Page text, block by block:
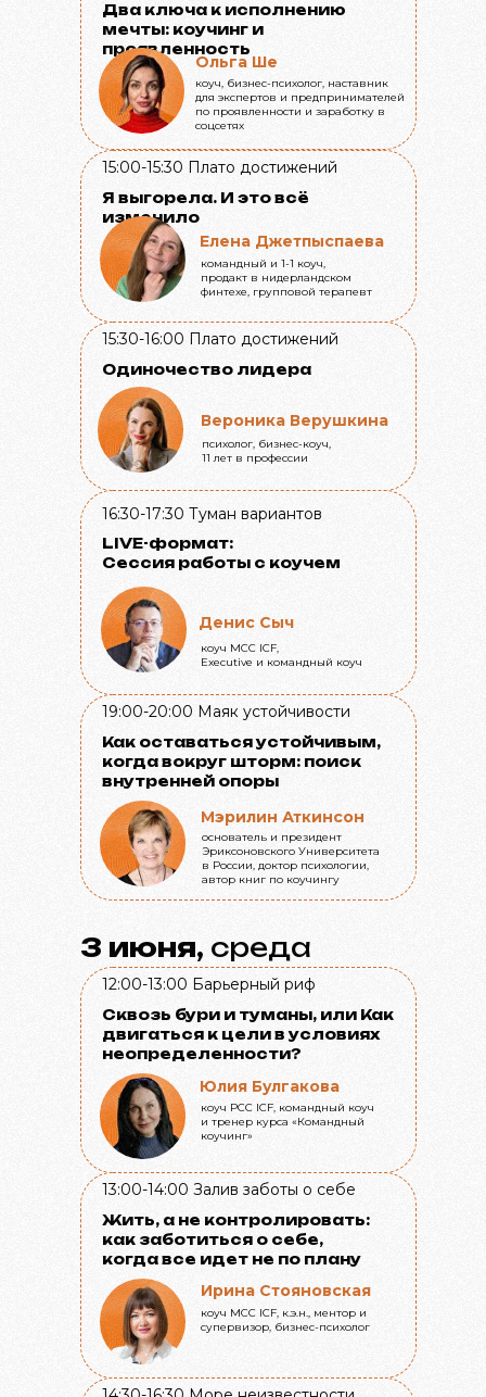
3 июня, среда
Два ключа к исполнению
мечты: коучинг и
проявленность
Ольга Ше
коуч, бизнес-психолог, наставник
для экспертов и предпринимателей
по проявленности и заработку в
соцсетях
15:00-15:30 Плато достижений
Я выгорела. И это всё
изменило
Елена Джетпыспаева
командный и 1-1 коуч,
продакт в нидерландском
финтехе, групповой терапевт
15:30-16:00 Плато достижений
Одиночество лидера
Вероника Верушкина
психолог, бизнес-коуч,
11 лет в профессии
16:30-17:30 Туман вариантов
LIVE-формат:
Сессия работы с коучем
Денис Сыч
коуч МСС ICF,
Executive и командный коуч
19:00-20:00 Маяк устойчивости
Как оставаться устойчивым,
когда вокруг шторм: поиск
внутренней опоры
Мэрилин Аткинсон
основатель и президент
Эриксоновского Университета
в России, доктор психологии,
автор книг по коучингу
12:00-13:00 Барьерный риф
Сквозь бури и туманы, или Как
двигаться к цели в условиях
неопределенности?
Юлия Булгакова
коуч PCC ICF, командный коуч
и тренер курса «Командный
коучинг»
13:00-14:00 Залив заботы о себе
Жить, а не контролировать:
как заботиться о себе,
когда все идет не по плану
Ирина Стояновская
коуч МСС ICF, к.э.н., ментор и
супервизор, бизнес-психолог